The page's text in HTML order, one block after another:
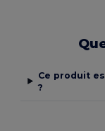
Ce produit
?